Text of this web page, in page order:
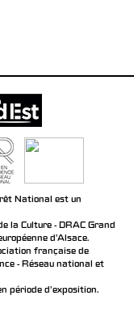
National est un
la Culture - DRAC Grand
d’Alsace.
française de
- Réseau national et
période d'exposition.